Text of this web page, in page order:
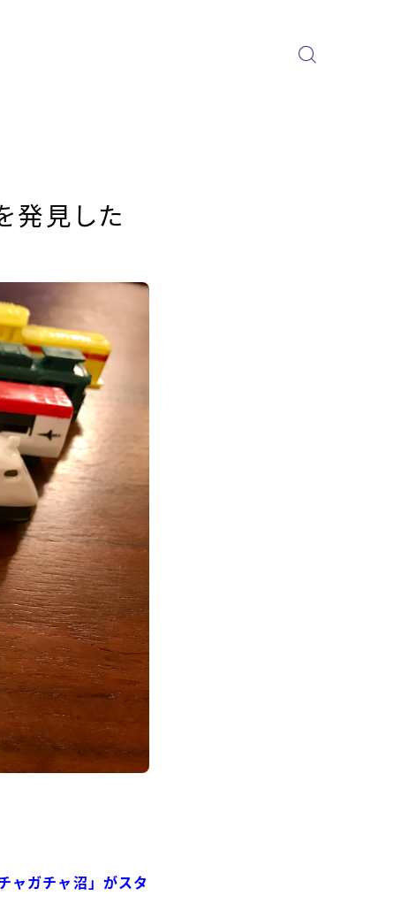
発見した
ャガチャ沼」がスタ